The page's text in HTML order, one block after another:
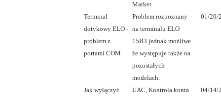
Market
Terminal
dotykowy ELO -
problem z
portami COM
Problem rozpoznany
na terminalu ELO
15B3 jednak możliwe
że występuje także na
pozostałych
modelach.
01/20/
Jak wyłączyć UAC, Kontrola konta 04/14/